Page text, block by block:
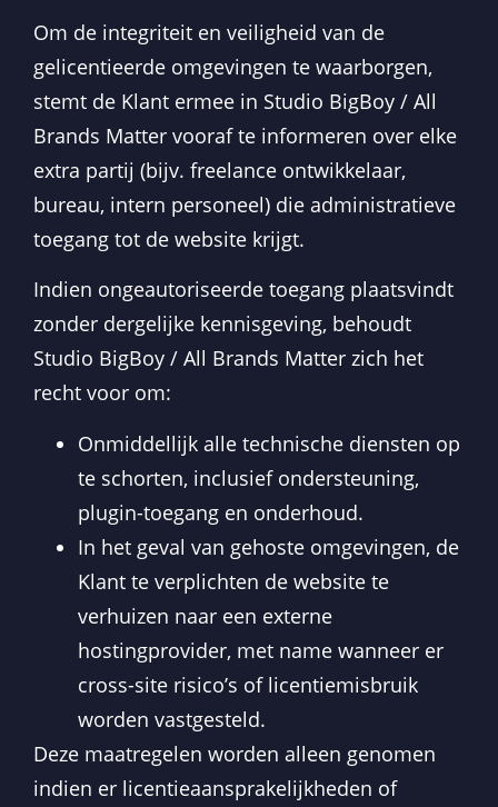
Om de integriteit en veiligheid van de
gelicentieerde omgevingen te waarborgen,
stemt de Klant ermee in Studio BigBoy / All
Brands Matter vooraf te informeren over elke
extra partij (bijv. freelance ontwikkelaar,
bureau, intern personeel) die administratieve
toegang tot de website krijgt.
Indien ongeautoriseerde toegang plaatsvindt
zonder dergelijke kennisgeving, behoudt
Studio BigBoy / All Brands Matter zich het
recht voor om:
Onmiddellijk alle technische diensten op
te schorten, inclusief ondersteuning,
plugin-toegang en onderhoud.
In het geval van gehoste omgevingen, de
Klant te verplichten de website te
verhuizen naar een externe
hostingprovider, met name wanneer er
cross-site risico’s of licentiemisbruik
worden vastgesteld.
Deze maatregelen worden alleen genomen
indien er licentieaansprakelijkheden of